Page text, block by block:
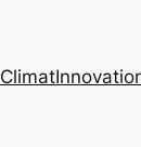
Climat